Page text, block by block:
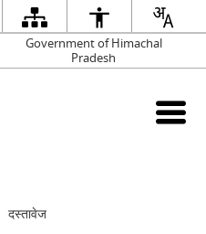
Government of Himachal
Pradesh
दस्तावेज